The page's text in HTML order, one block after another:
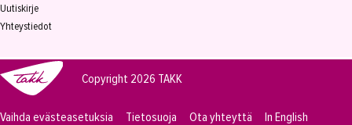
Uutiskirje
Yhteystiedot
Copyright 2026 TAKK
Vaihda evästeasetuksia Tietosuoja Ota yhteyttä In English